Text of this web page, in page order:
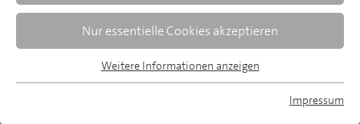
Werbeeinnahmen: Printmedien in der
Der Werbemarkt 2012
Gedruckte Medien verlieren, elektronische bzw.
Nur essentielle Cookies akzeptieren
Essentielle Cookies werden für grundlegende Funktionen der
Weitere Informationen anzeigen
Impressum